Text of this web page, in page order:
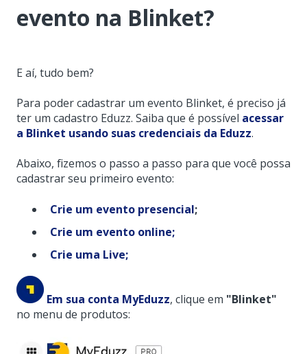
evento na Blinket?
E aí, tudo bem?
Para poder cadastrar um evento Blinket, é preciso já
ter um cadastro Eduzz. Saiba que é possível acessar
a Blinket usando suas credenciais da Eduzz.
Abaixo, fizemos o passo a passo para que você possa
cadastrar seu primeiro evento:
Crie um evento presencial;
Crie um evento online;
Crie uma Live;
Em sua conta MyEduzz, clique em "Blinket"
no menu de produtos: